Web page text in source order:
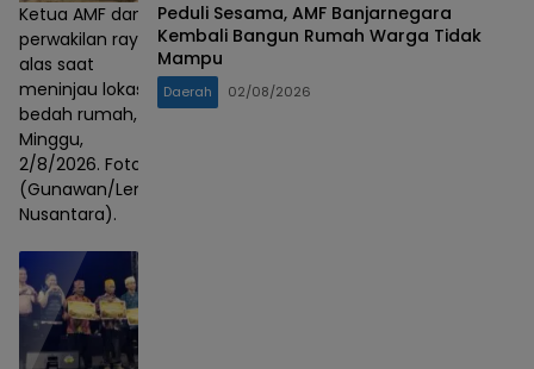
Ketua AMF dan
perwakilan rayap
alas saat
meninjau lokasi
bedah rumah,
Minggu,
2/8/2026. Foto :
(Gunawan/Lensa
Nusantara).
Peduli Sesama, AMF Banjarnegara
Kembali Bangun Rumah Warga Tidak
Mampu
Daerah 02/08/2026